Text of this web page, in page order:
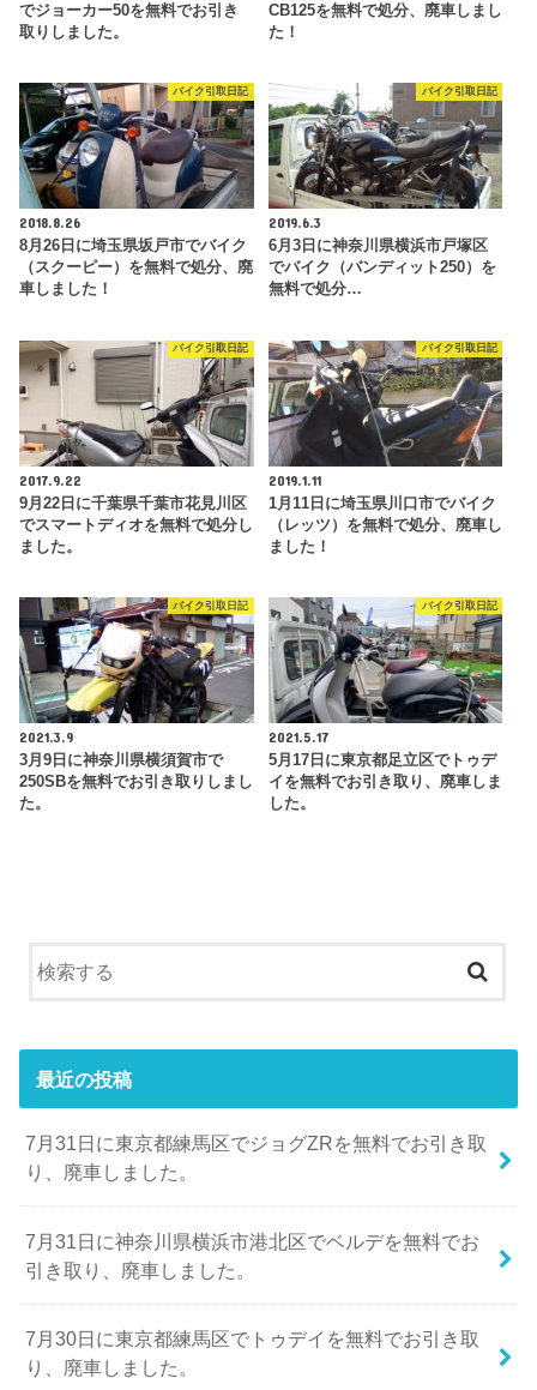
でジョーカー50を無料でお引き
取りしました。
CB125を無料で処分、廃車しまし
た！
バイク引取日記
2018.8.26
8月26日に埼玉県坂戸市でバイク
（スクーピー）を無料で処分、廃
車しました！
バイク引取日記
2019.6.3
6月3日に神奈川県横浜市戸塚区
でバイク（バンディット250）を
無料で処分…
バイク引取日記
2017.9.22
9月22日に千葉県千葉市花見川区
でスマートディオを無料で処分し
ました。
バイク引取日記
2019.1.11
1月11日に埼玉県川口市でバイク
（レッツ）を無料で処分、廃車し
ました！
バイク引取日記
2021.3.9
3月9日に神奈川県横須賀市で
250SBを無料でお引き取りしまし
た。
バイク引取日記
2021.5.17
5月17日に東京都足立区でトゥデ
イを無料でお引き取り、廃車しま
した。
最近の投稿
7月31日に東京都練馬区でジョグZRを無料でお引き取
り、廃車しました。
7月31日に神奈川県横浜市港北区でベルデを無料でお
引き取り、廃車しました。
7月30日に東京都練馬区でトゥデイを無料でお引き取
り、廃車しました。